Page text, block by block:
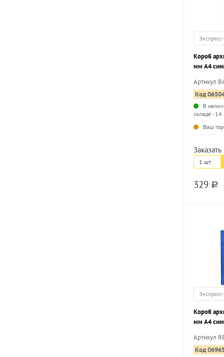
Короб
мм А4
листов
Артикул
Код
В
складе - 14
Ваш
Заказать
1 шт.
329 a
Короб
мм А4
листов
Артикул
Код